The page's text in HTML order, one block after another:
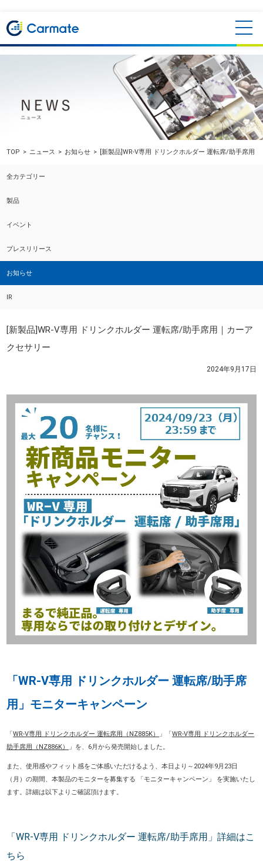
TOP ニュース お知らせ [新製品]WR-V専用 ドリンクホルダー 運転席/助手席用
全カテゴリー
製品
イベント
プレスリリース
お知らせ
IR
[新製品]WR-V専用 ドリンクホルダー 運転席/助手席用｜カーア
クセサリー
2024年9月17日
「WR-V専用 ドリンクホルダー 運転席/助手席
用」モニターキャンペーン
「WR-V専用 ドリンクホルダー 運転席用（NZ885K） 」「WR-V専用 ドリンクホルダー
助手席用（NZ886K）
」を、6月から発売開始しました。
また、使用感やフィット感をご体感いただけるよう、本日より～2024年9月23日
（月）の期間、本製品のモニターを募集する 「モニターキャンペーン」 を実施いたし
ます。詳細は以下よりご確認頂けます。
「WR-V専用 ドリンクホルダー 運転席/助手席用」詳細はこ
ちら